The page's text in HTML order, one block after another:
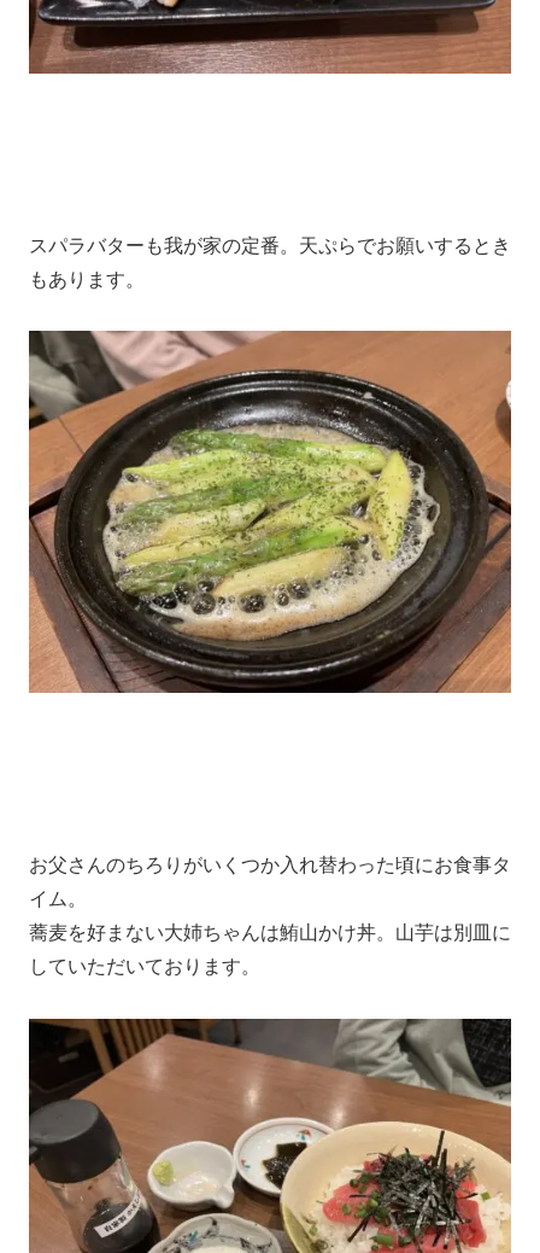
スパラバターも我が家の定番。天ぷらでお願いするとき
もあります。
お父さんのちろりがいくつか入れ替わった頃にお食事タ
イム。
蕎麦を好まない大姉ちゃんは鮪山かけ丼。山芋は別皿に
していただいております。